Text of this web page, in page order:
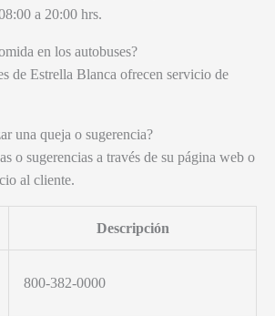
a 20:00 hrs.
en los autobuses?
de Estrella Blanca ofrecen servicio de
una queja o sugerencia?
o sugerencias a través de su página web o
al cliente.
Descripción
800-382-0000